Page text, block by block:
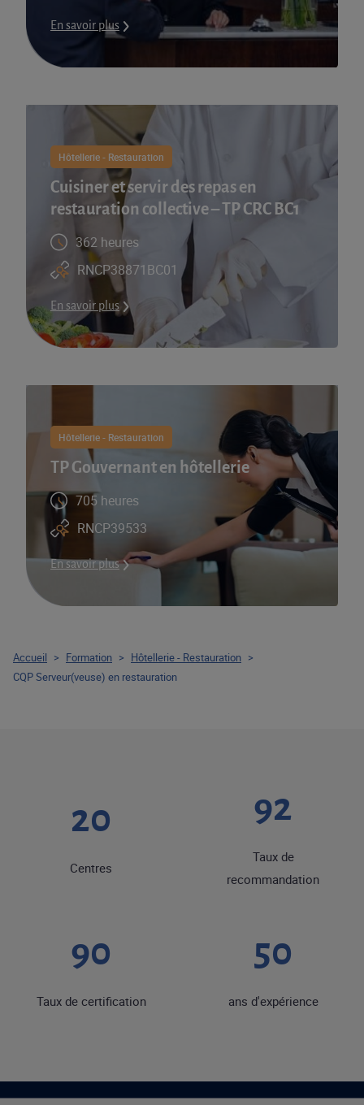
En savoir plus
Hôtellerie - Restauration
Cuisiner et servir des repas en
restauration collective – TP CRC BC1
362 heures
RNCP38871BC01
En savoir plus
Hôtellerie - Restauration
TP Gouvernant en hôtellerie
705 heures
RNCP39533
En savoir plus
20
Centres
92
Taux de
recommandation
90
Taux de certification
50
ans d'expérience
Accueil > Formation > Hôtellerie - Restauration >
CQP Serveur(veuse) en restauration